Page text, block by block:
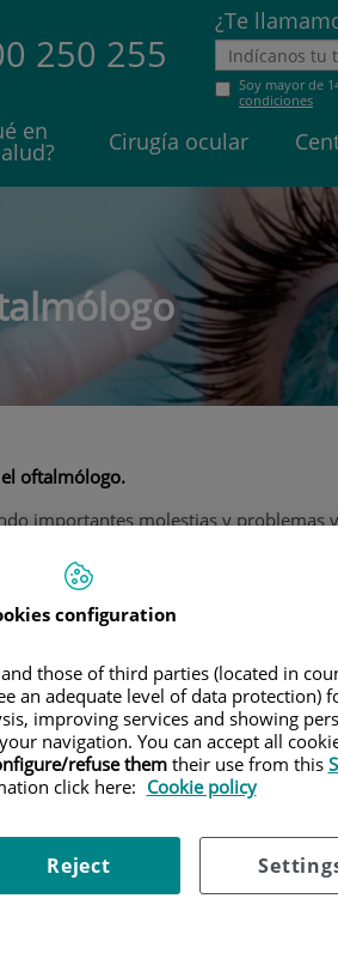
250 255
¿Te
Soy mayor de
condiciones
en Cirugía ocular
Cirugía refractiva
Cirugía de presbicia
Catarata
oftalmólogo.
importantes molestias y problemas
técnicas de máxima eficacia
superficie del ojo
o porque la calidad de
configuration
those of third parties (located in
an adequate level of data protection)
improving services and showing
navigation. You can accept all
refuse themtheir use from this
click here: Cookie policy
Reject